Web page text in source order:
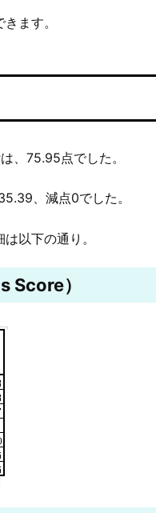
ます。
、75.95点でした。
、減点0でした。
以下の通り。
Score）